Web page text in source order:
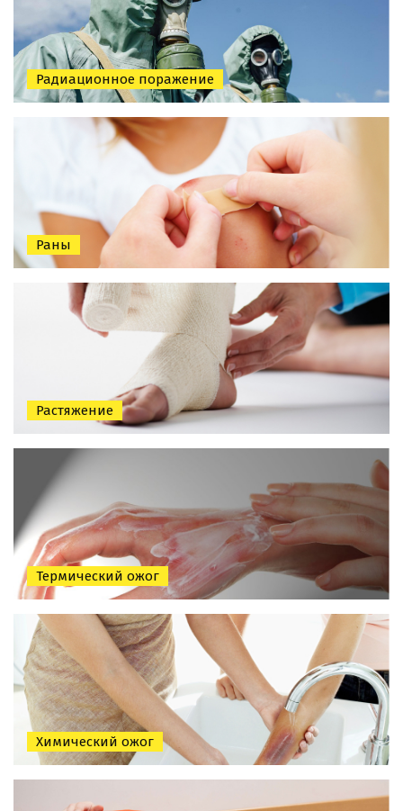
Радиационное поражение
Раны
Растяжение
Термический ожог
Химический ожог